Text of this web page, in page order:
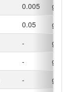
0.005
g
0.05
g
-
g
-
g
-
g